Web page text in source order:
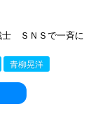
士 ＳＮＳで一斉に
青柳晃洋